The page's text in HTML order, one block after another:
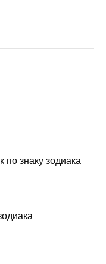
знаку зодиака